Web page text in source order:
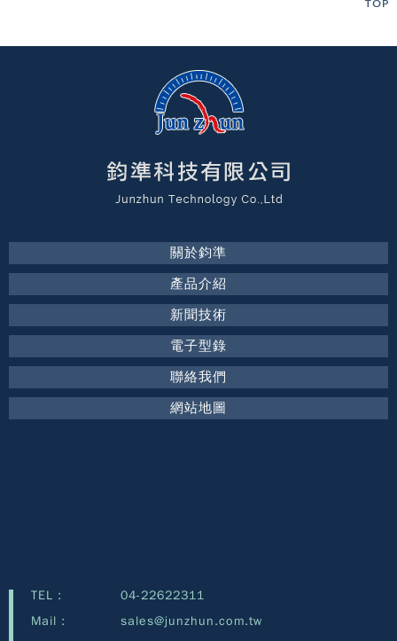
關於鈞準
產品介紹
新聞技術
電子型錄
聯絡我們
網站地圖
TEL :
04-22622311
Mail :
sales@junzhun.com.tw